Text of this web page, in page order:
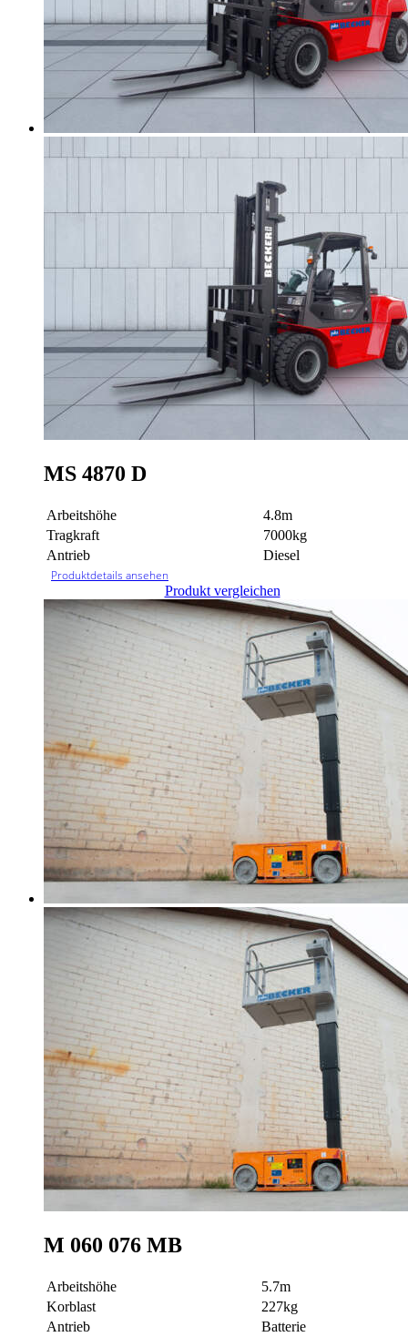
MS 4870 D
Arbeitshöhe
4.8m
Tragkraft
7000kg
Antrieb
Diesel
Produktdetails ansehen
Produkt vergleichen
M 060 076 MB
Arbeitshöhe
5.7m
Korblast
227kg
Antrieb
Batterie